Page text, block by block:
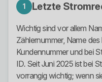
1 Letzte
Wichtig sind vor allem
Zählernummer, Name
Kundennummer und bei
ID. Seit Juni 2025 ist bei
vorrangig wichtig; wenn